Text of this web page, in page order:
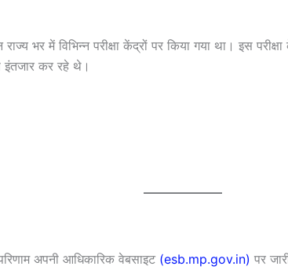
भर में विभिन्न परीक्षा केंद्रों पर किया गया था। इस
इंतजार कर रहे थे।
अपनी आधिकारिक वेबसाइट (esb.mp.gov.in) पर